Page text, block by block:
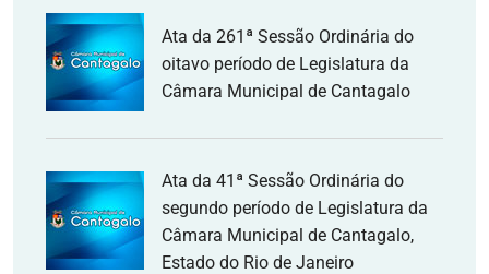
Ata da 261ª Sessão Ordinária do
oitavo período de Legislatura da
Câmara Municipal de Cantagalo
Ata da 41ª Sessão Ordinária do
segundo período de Legislatura da
Câmara Municipal de Cantagalo,
Estado do Rio de Janeiro